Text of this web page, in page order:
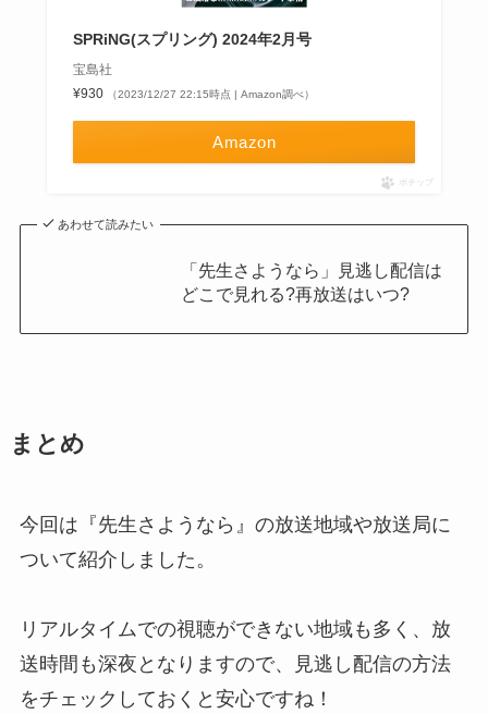
SPRiNG(スプリング) 2024年2月号
宝島社
¥930
（2023/12/27 22:15時点 | Amazon調べ）
Amazon
ポチップ
あわせて読みたい
「先生さようなら」見逃し配信は
どこで見れる?再放送はいつ?
まとめ
今回は『先生さようなら』の放送地域や放送局に
ついて紹介しました。
リアルタイムでの視聴ができない地域も多く、放
送時間も深夜となりますので、見逃し配信の方法
をチェックしておくと安心ですね！